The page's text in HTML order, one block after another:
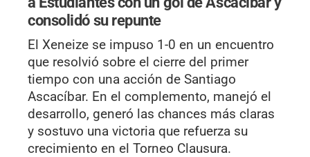
consolidó su repunte
El Xeneize se impuso 1-0 en un encuentro
que resolvió sobre el cierre del primer
tiempo con una acción de Santiago
Ascacíbar. En el complemento, manejó el
desarrollo, generó las chances más claras
y sostuvo una victoria que refuerza su
crecimiento en el Torneo Clausura.